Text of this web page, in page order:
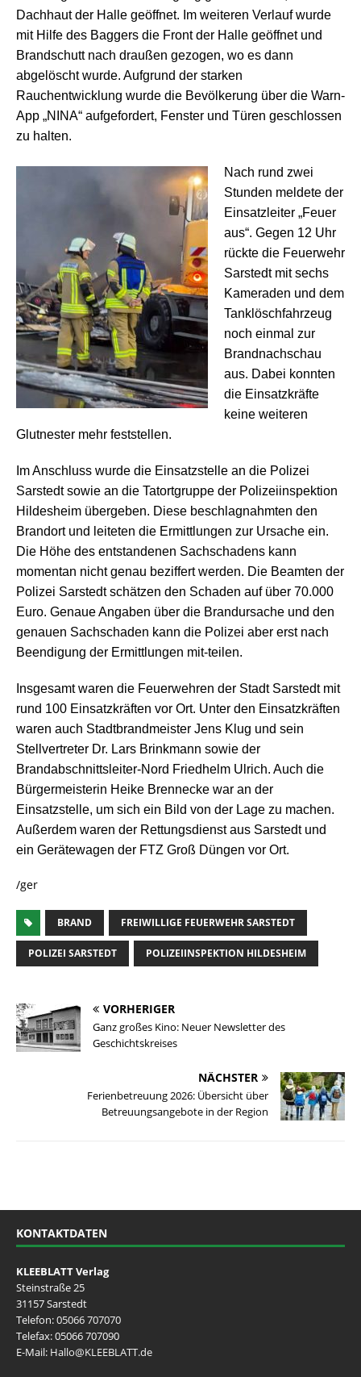
Dachhaut der Halle geöffnet. Im weiteren Verlauf wurde
mit Hilfe des Baggers die Front der Halle geöffnet und
Brandschutt nach draußen gezogen, wo es dann
abgelöscht wurde. Aufgrund der starken
Rauchentwicklung wurde die Bevölkerung über die Warn-
App „NINA“ aufgefordert, Fenster und Türen geschlossen
zu halten.
Nach rund zwei
Stunden meldete der
Einsatzleiter „Feuer
aus“. Gegen 12 Uhr
rückte die Feuerwehr
Sarstedt mit sechs
Kameraden und dem
Tanklöschfahrzeug
noch einmal zur
Brandnachschau
aus. Dabei konnten
die Einsatzkräfte
keine weiteren
Glutnester mehr feststellen.
Im Anschluss wurde die Einsatzstelle an die Polizei
Sarstedt sowie an die Tatortgruppe der Polizeiinspektion
Hildesheim übergeben. Diese beschlagnahmten den
Brandort und leiteten die Ermittlungen zur Ursache ein.
Die Höhe des entstandenen Sachschadens kann
momentan nicht genau beziffert werden. Die Beamten der
Polizei Sarstedt schätzen den Schaden auf über 70.000
Euro. Genaue Angaben über die Brandursache und den
genauen Sachschaden kann die Polizei aber erst nach
Beendigung der Ermittlungen mit-teilen.
Insgesamt waren die Feuerwehren der Stadt Sarstedt mit
rund 100 Einsatzkräften vor Ort. Unter den Einsatzkräften
waren auch Stadtbrandmeister Jens Klug und sein
Stellvertreter Dr. Lars Brinkmann sowie der
Brandabschnittsleiter-Nord Friedhelm Ulrich. Auch die
Bürgermeisterin Heike Brennecke war an der
Einsatzstelle, um sich ein Bild von der Lage zu machen.
Außerdem waren der Rettungsdienst aus Sarstedt und
ein Gerätewagen der FTZ Groß Düngen vor Ort.
/ger
BRAND FREIWILLIGE FEUERWEHR SARSTEDT
POLIZEI SARSTEDT POLIZEIINSPEKTION HILDESHEIM
VORHERIGER
Ganz großes Kino: Neuer Newsletter des
Geschichtskreises
NÄCHSTER
Ferienbetreuung 2026: Übersicht über
Betreuungsangebote in der Region
KONTAKTDATEN
KLEEBLATT Verlag
Steinstraße 25
31157 Sarstedt
Telefon:05066 707070
Telefax: 05066 707090
E-Mail: Hallo@KLEEBLATT.de